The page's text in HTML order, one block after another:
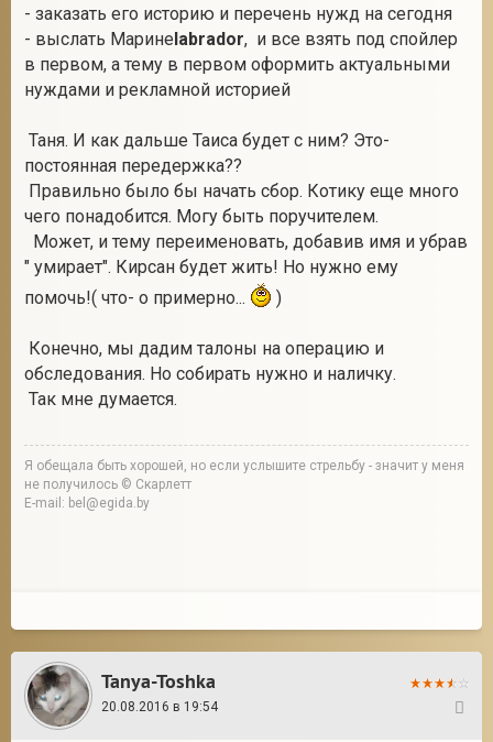
- заказать его историю и перечень нужд на сегодня
- выслать Маринеlabrador, и все взять под спойлер
в первом, а тему в первом оформить актуальными
нуждами и рекламной историей
Таня. И как дальше Таиса будет с ним? Это-
постоянная передержка??
Правильно было бы начать сбор. Котику еще много
чего понадобится. Могу быть поручителем.
Может, и тему переименовать, добавив имя и убрав
" умирает". Кирсан будет жить! Но нужно ему
помочь!( что- о примерно...
)
Конечно, мы дадим талоны на операцию и
обследования. Но собирать нужно и наличку.
Так мне думается.
Я обещала быть хорошей, но если услышите стрельбу - значит у меня
не получилось © Скарлетт
E-mail: bel@egida.by
Tanya-Toshka
20.08.2016 в 19:54